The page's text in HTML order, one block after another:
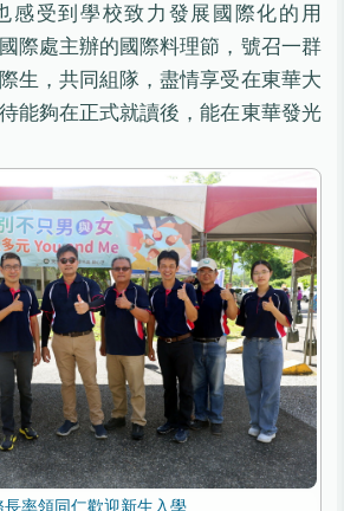
感受到學校致力發展國際化的用
際處主辦的國際料理節，號召一群
生，共同組隊，盡情享受在東華大
能夠在正式就讀後，能在東華發光
長率領同仁歡迎新生入學